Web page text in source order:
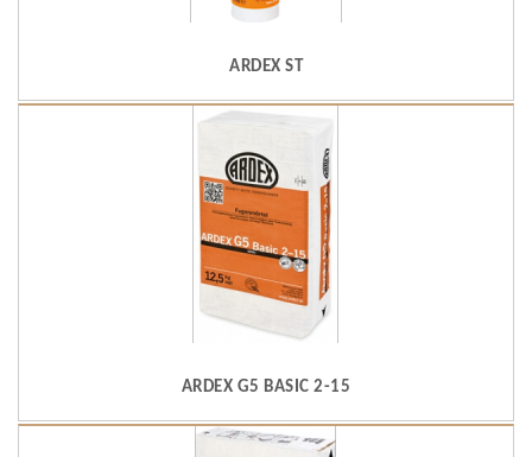
ARDEX ST
ARDEX G5 BASIC 2-15